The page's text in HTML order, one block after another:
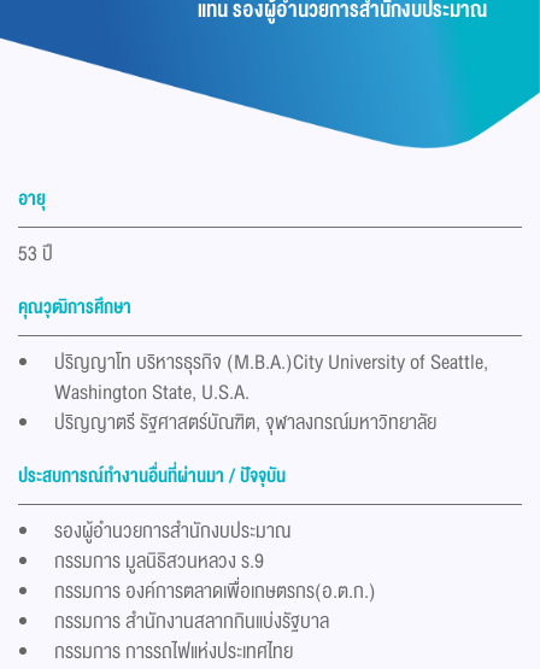
แทน รองผู้อำนวยการสำนักงบประมาณ
อายุ
53 ปี
คุณวุฒิการศึกษา
ปริญญาโท บริหารธุรกิจ (M.B.A.)City University of Seattle,
Washington State, U.S.A.
ปริญญาตรี รัฐศาสตร์บัณฑิต, จุฬาลงกรณ์มหาวิทยาลัย
ประสบการณ์ทำงานอื่นที่ผ่านมา / ปัจจุบัน
รองผู้อำนวยการสำนักงบประมาณ
กรรมการ มูลนิธิสวนหลวง ร.9
กรรมการ องค์การตลาดเพื่อเกษตรกร(อ.ต.ก.)
กรรมการ สำนักงานสลากกินแบ่งรัฐบาล
กรรมการ การรถไฟแห่งประเทศไทย